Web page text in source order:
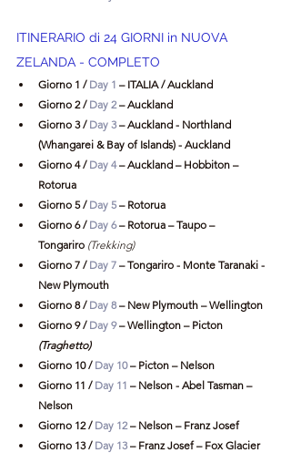
ITINERARIO di 24 GIORNI in NUOVA
ZELANDA - COMPLETO
Giorno 1 / Day 1 – ITALIA / Auckland
Giorno 2 / Day 2 – Auckland
Giorno 3 / Day 3 – Auckland - Northland
(Whangarei & Bay of Islands) - Auckland
Giorno 4 / Day 4 – Auckland – Hobbiton –
Rotorua
Giorno 5 / Day 5 – Rotorua
Giorno 6 / Day 6 – Rotorua – Taupo –
Tongariro (Trekking)
Giorno 7 / Day 7 – Tongariro - Monte Taranaki -
New Plymouth
Giorno 8 / Day 8 – New Plymouth – Wellington
Giorno 9 / Day 9 – Wellington – Picton
(Traghetto)
Giorno 10 / Day 10 – Picton – Nelson
Giorno 11 / Day 11 – Nelson - Abel Tasman –
Nelson
Giorno 12 / Day 12 – Nelson – Franz Josef
Giorno 13 / Day 13 – Franz Josef – Fox Glacier